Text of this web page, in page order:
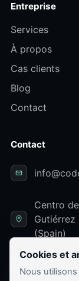
Entreprise
Services
À propos
Cas clients
Blog
Contact
Contact
Centro
Gutiérrez
(Spain)
Cookies et
Nous